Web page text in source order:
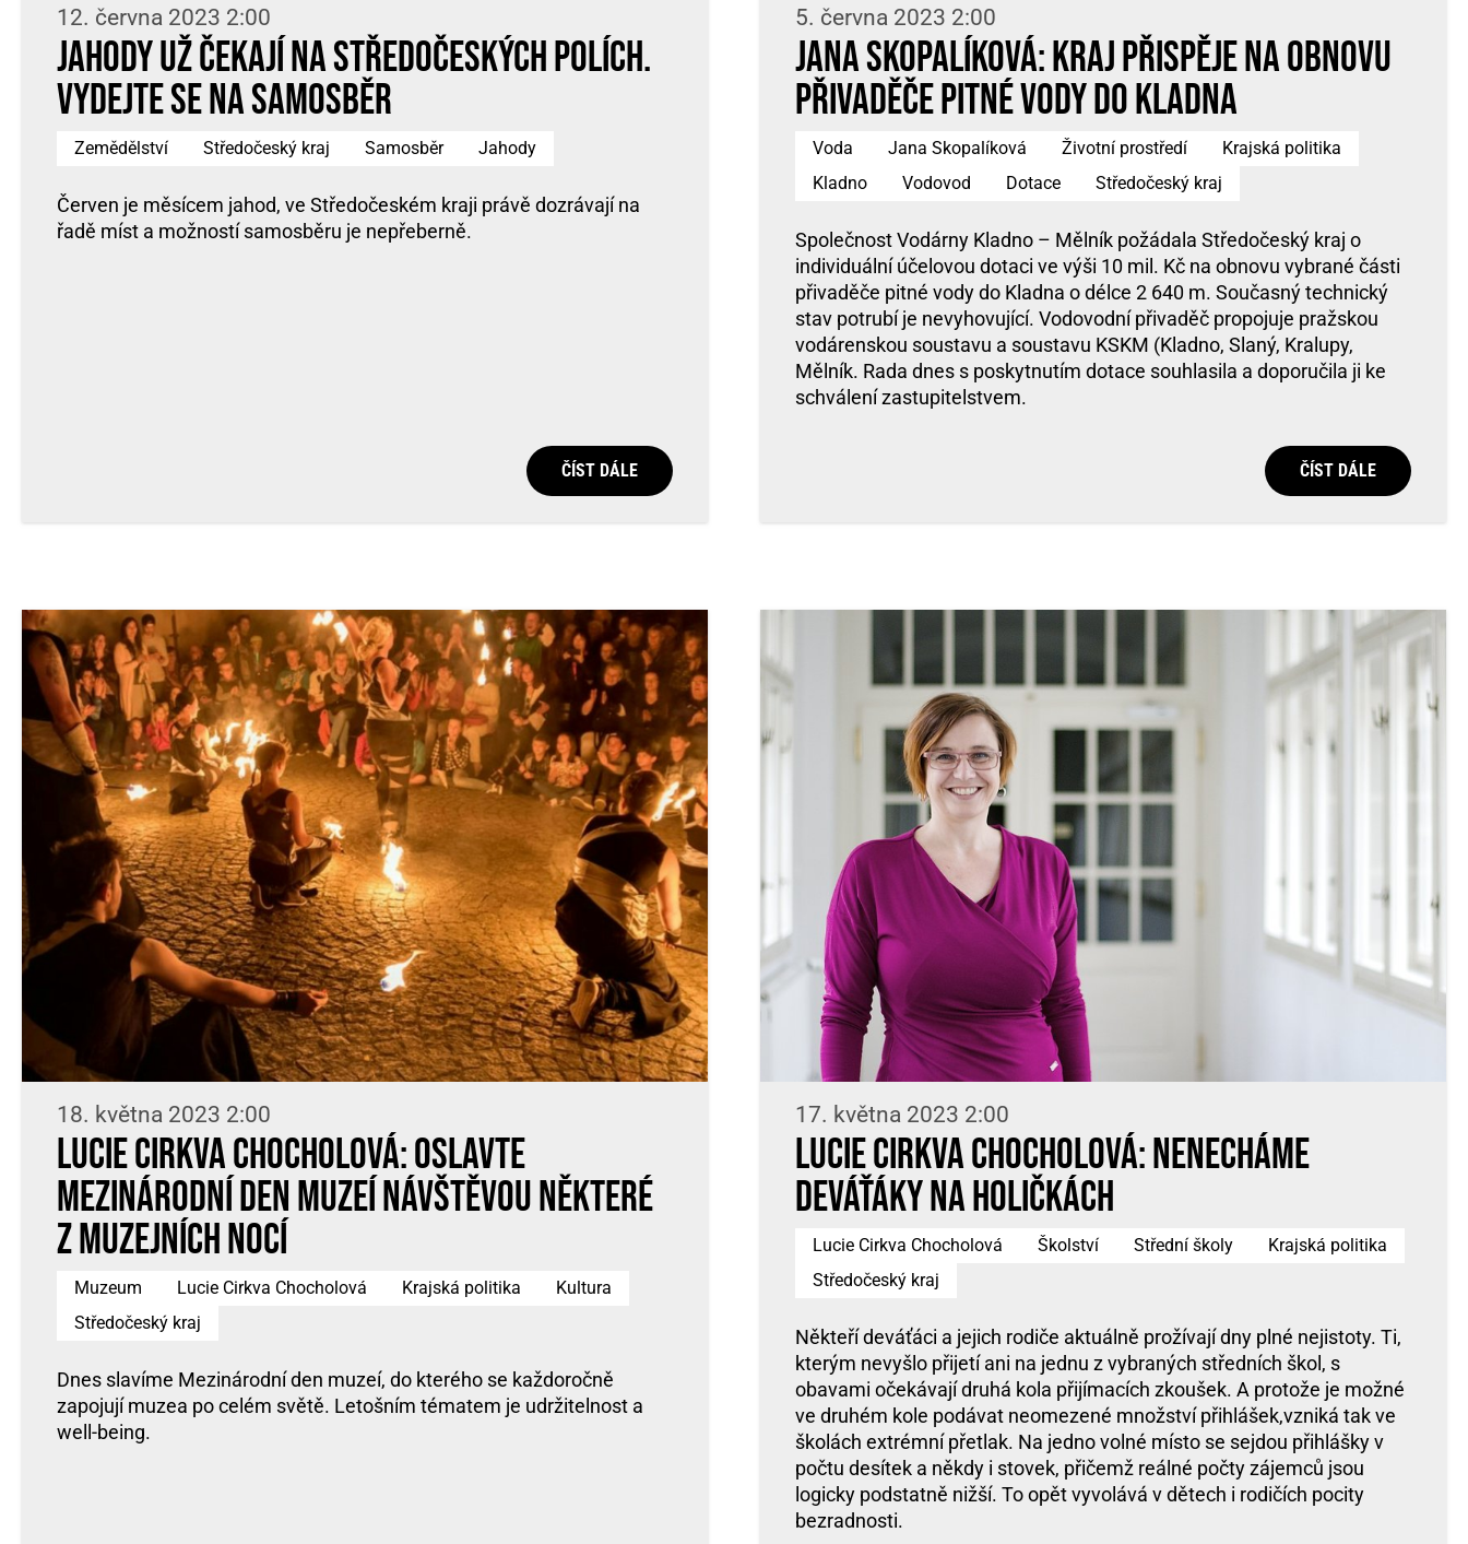
12. června 2023 2:00
Jahody už čekají na středočeských polích.
Vydejte se na samosběr
Zemědělství Středočeský kraj Samosběr Jahody
Červen je měsícem jahod, ve Středočeském kraji právě dozrávají na
řadě míst a možností samosběru je nepřeberně.
ČÍST DÁLE
5. června 2023 2:00
Jana Skopalíková: Kraj přispěje na obnovu
přivaděče pitné vody do Kladna
Voda Jana Skopalíková Životní prostředí
Krajská politika
Kladno
Vodovod Dotace Středočeský kraj
Společnost Vodárny Kladno – Mělník požádala Středočeský kraj o
individuální účelovou dotaci ve výši 10 mil. Kč na obnovu vybrané části
přivaděče pitné vody do Kladna o délce 2 640 m. Současný technický
stav potrubí je nevyhovující. Vodovodní přivaděč propojuje pražskou
vodárenskou soustavu a soustavu KSKM (Kladno, Slaný, Kralupy,
Mělník. Rada dnes s poskytnutím dotace souhlasila a doporučila ji ke
schválení zastupitelstvem.
ČÍST DÁLE
18. května 2023 2:00
Lucie Cirkva Chocholová: Oslavte
Mezinárodní den muzeí návštěvou některé
z Muzejních nocí
Muzeum Lucie Cirkva Chocholová Krajská politika
Kultura
Středočeský kraj
Dnes slavíme Mezinárodní den muzeí, do kterého se každoročně
zapojují muzea po celém světě. Letošním tématem je udržitelnost a
well-being.
17. května 2023 2:00
Lucie Cirkva Chocholová: Nenecháme
deváťáky na holičkách
Lucie Cirkva Chocholová Školství Střední školy
Krajská politika
Středočeský kraj
Někteří deváťáci a jejich rodiče aktuálně prožívají dny plné nejistoty. Ti,
kterým nevyšlo přijetí ani na jednu z vybraných středních škol, s
obavami očekávají druhá kola přijímacích zkoušek. A protože je možné
ve druhém kole podávat neomezené množství přihlášek,vzniká tak ve
školách extrémní přetlak. Na jedno volné místo se sejdou přihlášky v
počtu desítek a někdy i stovek, přičemž reálné počty zájemců jsou
logicky podstatně nižší. To opět vyvolává v dětech i rodičích pocity
bezradnosti.